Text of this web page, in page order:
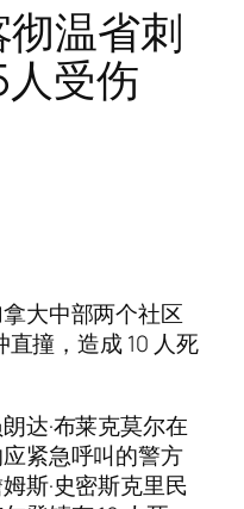
温省刺
人受伤
大中部两个社区
直撞，造成 10 人死
达·布莱克莫尔在
紧急呼叫的警方
斯·史密斯克里民